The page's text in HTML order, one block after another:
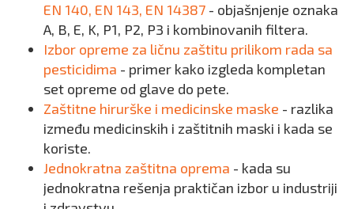
EN 140, EN 143, EN 14387 - objašnjenje oznaka
A, B, E, K, P1, P2, P3 i kombinovanih filtera.
Izbor opreme za ličnu zaštitu prilikom rada sa
pesticidima - primer kako izgleda kompletan
set opreme od glave do pete.
Zaštitne hirurške i medicinske maske - razlika
između medicinskih i zaštitnih maski i kada se
koriste.
Jednokratna zaštitna oprema - kada su
jednokratna rešenja praktičan izbor u industriji